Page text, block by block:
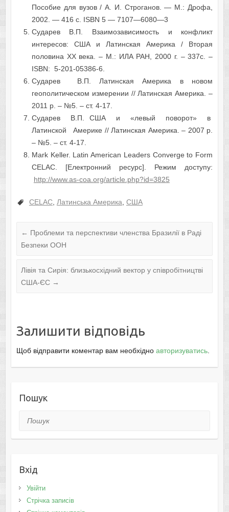
Пособие для вузов / А. И. Строганов. — М.: Дрофа,
2002. — 416 с. ISBN 5 — 7107—6080—3
Сударев В.П. Взаимозависимость и конфликт
интересов: США и Латинская Америка / Вторая
половина ХХ века. – М.: ИЛА РАН, 2000 г. – 337с. –
ISBN: 5-201-05386-6.
Сударев В.П. Латинская Америка в новом
геополитическом измерении // Латинская Америка. –
2011 р. – №5. – ст. 4-17.
Сударев В.П. США и «левый поворот» в
Латинской Америке // Латинская Америка. – 2007 р.
– №5. – ст. 4-17.
Mark Keller. Latin American Leaders Converge to Form
CELAC. [Електронний ресурс]. Режим доступу:
http://www.as-coa.org/article.php?id=3825
CELAC, Латинська Америка, США
← Проблеми та перспективи членства Бразилії в Раді
Безпеки ООН
Лівія та Сирія: близькосхідний вектор у співробітництві
США-ЄС →
Залишити відповідь
Щоб відправити коментар вам необхідно авторизуватись.
Пошук
Пошук
Вхід
Увійти
Стрічка записів